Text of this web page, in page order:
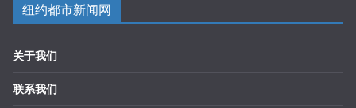
纽约都市新闻网
关于我们
联系我们